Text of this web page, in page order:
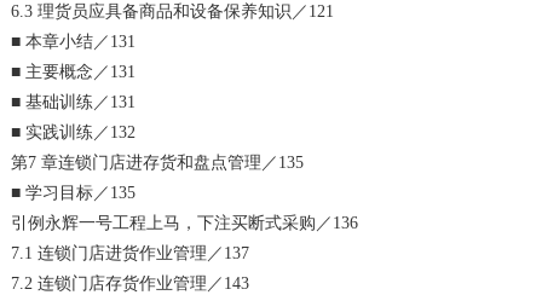
6.3 理货员应具备商品和设备保养知识／121
■ 本章小结／131
■ 主要概念／131
■ 基础训练／131
■ 实践训练／132
第7 章连锁门店进存货和盘点管理／135
■ 学习目标／135
引例永辉一号工程上马，下注买断式采购／136
7.1 连锁门店进货作业管理／137
7.2 连锁门店存货作业管理／143